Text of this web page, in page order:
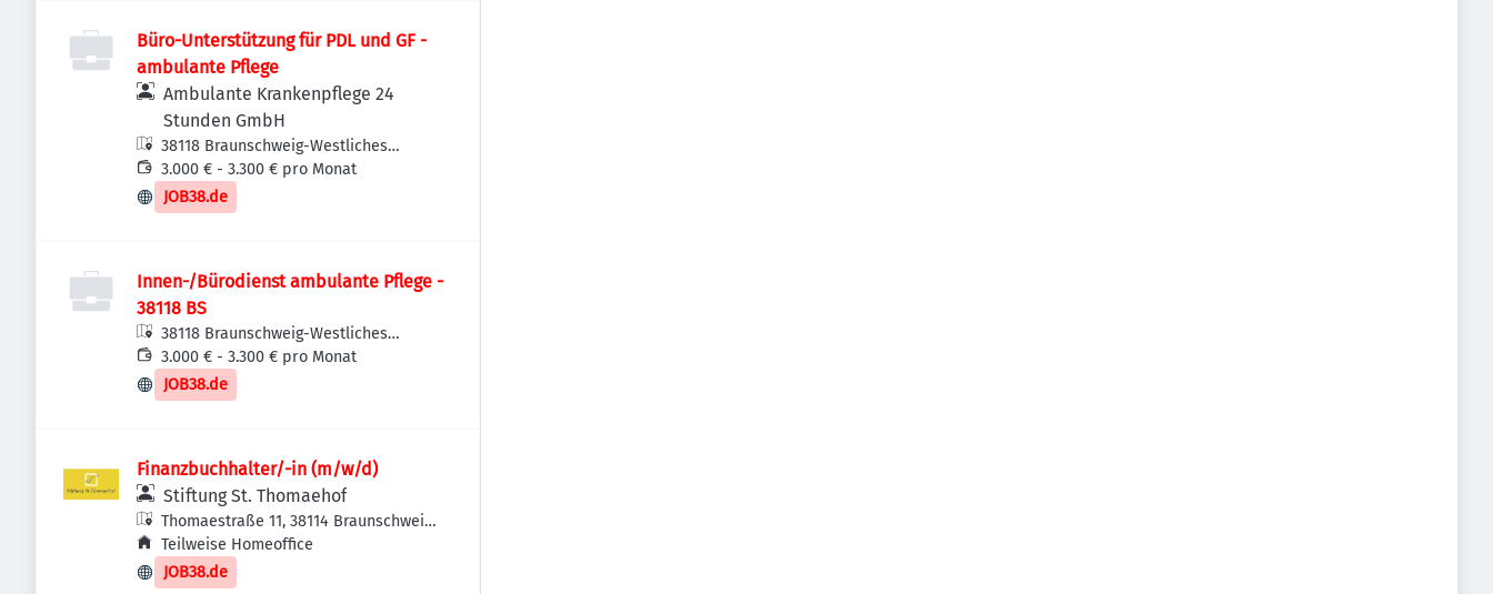
Büro-Unterstützung für PDL und GF -
ambulante Pflege
Ambulante Krankenpflege 24
Stunden GmbH
38118 Braunschweig-Westliches
Ringgebiet, Deutschland
3.000 € - 3.300 € pro Monat
JOB38.de
Innen-/Bürodienst ambulante Pflege -
38118 BS
38118 Braunschweig-Westliches
Ringgebiet, Deutschland
3.000 € - 3.300 € pro Monat
JOB38.de
Finanzbuchhalter/-in (m/w/d)
Stiftung St. Thomaehof
Thomaestraße 11, 38114 Braunschweig,
Deutschland
Teilweise Homeoffice
JOB38.de